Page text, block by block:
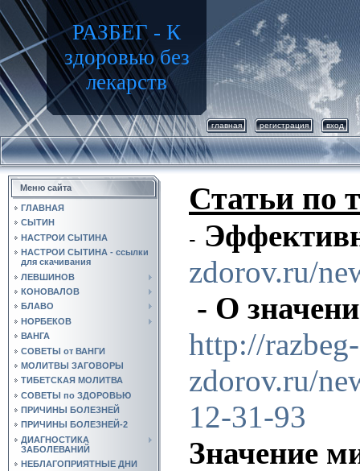
РАЗБЕГ - К
здоровью без
лекарств
главная регистрация вход
Меню сайта
ГЛАВНАЯ
СЫТИН
НАСТРОИ СЫТИНА
НАСТРОИ СЫТИНА - ссылки
для скачивания
ЛЕВШИНОВ
КОНОВАЛОВ
БЛАВО
НОРБЕКОВ
ВАНГА
СОВЕТЫ от ВАНГИ
МОЛИТВЫ ЗАГОВОРЫ
ТИБЕТСКАЯ МОЛИТВА
СОВЕТЫ по ЗДОРОВЬЮ
ПРИЧИНЫ БОЛЕЗНЕЙ
ПРИЧИНЫ БОЛЕЗНЕЙ-2
ДИАГНОСТИКА
ЗАБОЛЕВАНИЙ
НЕБЛАГОПРИЯТНЫЕ ДНИ
Статьи по
-
zdorov.ru/
- О
http://razbeg-
zdorov.ru/
12-31-93
Значение